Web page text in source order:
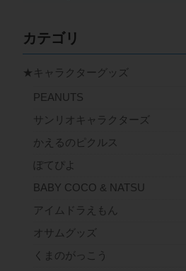
カテゴリ
★キャラクターグッズ
PEANUTS
サンリオキャラクターズ
かえるのピクルス
ぽてぴよ
BABY COCO & NATSU
アイムドラえもん
オサムグッズ
くまのがっこう